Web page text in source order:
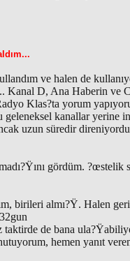
ve halen de
Kanal D, Ana Haberin
Klas?ta yorum
kanallar yerine
uzun süredir
gördüm. ?œstelik
birileri almı?Ÿ. Halen
taktirde de bana
hemen yanıt